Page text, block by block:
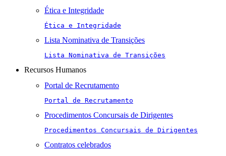
Ética e Integridade
Ética e Integridade
Lista Nominativa de Transições
Lista Nominativa de Transições
Recursos Humanos
Portal de Recrutamento
Portal de Recrutamento
Procedimentos Concursais de Dirigentes
Procedimentos Concursais de Dirigentes
Contratos celebrados